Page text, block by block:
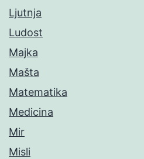
Ljutnja
Ludost
Majka
Mašta
Matematika
Medicina
Mir
Misli